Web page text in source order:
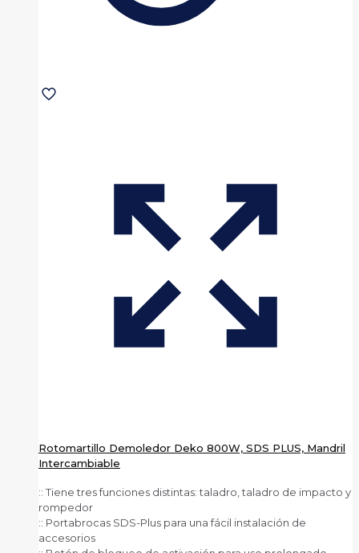
Rotomartillo Demoledor Deko 800W, SDS PLUS, Mandril
Intercambiable
:: Tiene tres funciones distintas: taladro, taladro de impacto y
rompedor
:: Portabrocas SDS-Plus para una fácil instalación de
accesorios